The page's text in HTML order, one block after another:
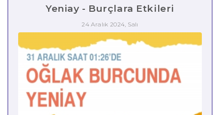
Yeniay - Burçlara Etkileri
24 Aralık 2024, Salı